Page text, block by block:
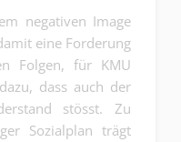
negativen Image
eine Forderung
Folgen, für KMU
dass auch der
stösst. Zu
Sozialplan trägt